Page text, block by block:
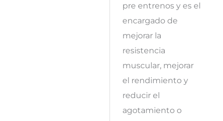
pre entrenos y es el
encargado de
mejorar la
resistencia
muscular, mejorar
el rendimiento y
reducir el
agotamiento o